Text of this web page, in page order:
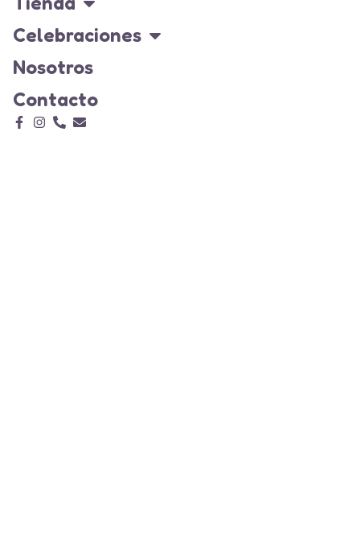
Celebraciones
Nosotros
Contacto